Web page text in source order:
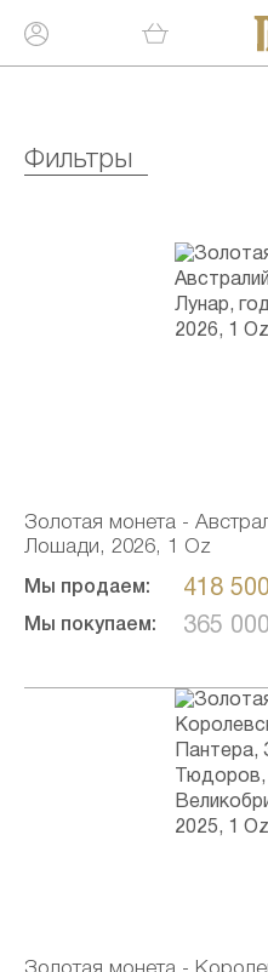
Фильтры
Золотая монета -
Лошади, 2026, 1 Oz
Мы продаем: 418
Мы покупаем: 365